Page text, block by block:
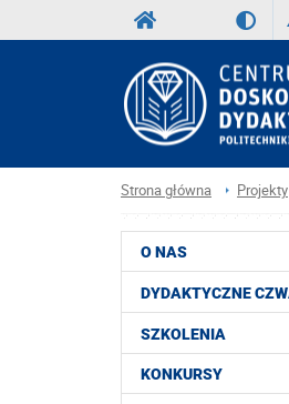
Strona główna Projekty
O NAS
DYDAKTYCZNE
SZKOLENIA
KONKURSY